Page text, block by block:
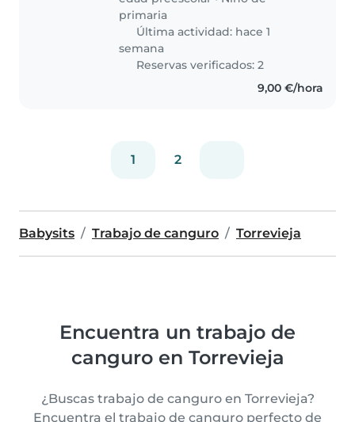
primaria
Última actividad: hace 1
semana
Reservas verificados: 2
9,00 €/hora
1 2
Babysits Trabajo de canguro Torrevieja
Encuentra un trabajo de
canguro en Torrevieja
¿Buscas trabajo de canguro en Torrevieja?
Encuentra el trabajo de canguro perfecto de